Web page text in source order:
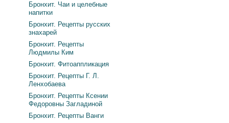
Бронхит. Чаи и целебные
напитки
Бронхит. Рецепты русских
знахарей
Бронхит. Рецепты
Людмилы Ким
Бронхит. Фитоаппликация
Бронхит. Рецепты Г. Л.
Ленхобаева
Бронхит. Рецепты Ксении
Федоровны Загладиной
Бронхит. Рецепты Ванги